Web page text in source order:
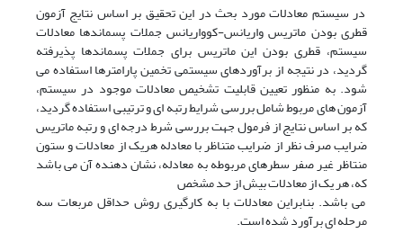
در سیستم معادلات مورد بحث در این تحقیق بر اساس نتایج آزمون
قطری بودن ماتریس واریانس-کوواریانس جملات پسماندها معادلات
سیستم، قطری بودن این ماتریس برای جملات پسماندها پذیرفته
گردید، در نتیجه از برآوردهای سیستمی تخمین پارامترها استفاده می
شود. به منظور تعیین قابلیت تشخیص معادلات موجود در سیستم،
آزمون های مربوط شامل بررسی شرایط رتبه ای و ترتیبی استفاده گردید،
که بر اساس نتایج از فرمول جهت بررسی شرط درجه ای و رتبه ماتریس
ضرایب صرف نظر از ضرایب متناظر با معادله هریک از معادلات و ستون
منتاظر غیر صفر سطرهای مربوطه به معادله، نشان دهنده آن می باشد
که، هر یک از معادلات بیش از حد مشخص
می باشد. بنابراین معادلات با به کارگیری روش حداقل مربعات سه
مرحله ای برآورد شده است.